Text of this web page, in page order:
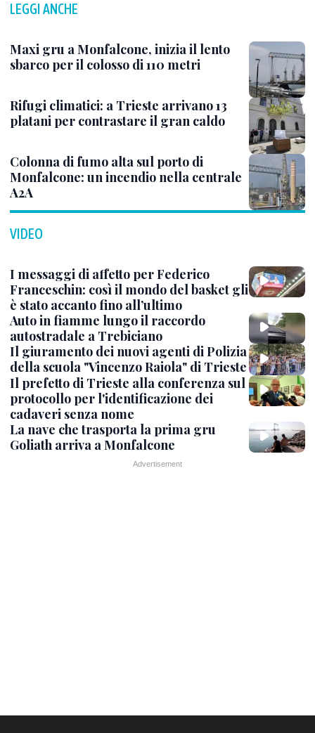
LEGGI ANCHE
Maxi gru a Monfalcone, inizia il lento
sbarco per il colosso di 110 metri
Rifugi climatici: a Trieste arrivano 13
platani per contrastare il gran caldo
Colonna di fumo alta sul porto di
Monfalcone: un incendio nella centrale
A2A
VIDEO
I messaggi di affetto per Federico
Franceschin: così il mondo del basket gli
è stato accanto fino all’ultimo
Auto in fiamme lungo il raccordo
autostradale a Trebiciano
Il giuramento dei nuovi agenti di Polizia
della scuola "Vincenzo Raiola" di Trieste
Il prefetto di Trieste alla conferenza sul
protocollo per l'identificazione dei
cadaveri senza nome
La nave che trasporta la prima gru
Goliath arriva a Monfalcone